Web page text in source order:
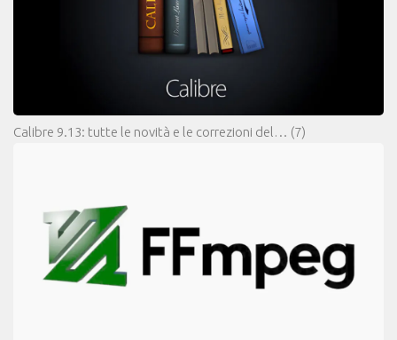
Calibre 9.13: tutte le novità e le correzioni del… (7)